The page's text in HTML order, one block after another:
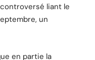
liant le
un
en partie la